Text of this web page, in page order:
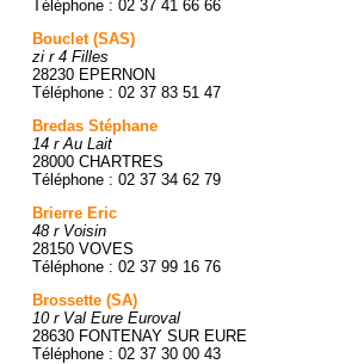
Téléphone : 02 37 41 66 66
Bouclet (SAS)
zi r 4 Filles
28230 EPERNON
Téléphone : 02 37 83 51 47
Bredas Stéphane
14 r Au Lait
28000 CHARTRES
Téléphone : 02 37 34 62 79
Brierre Eric
48 r Voisin
28150 VOVES
Téléphone : 02 37 99 16 76
Brossette (SA)
10 r Val Eure Euroval
28630 FONTENAY SUR EURE
Téléphone : 02 37 30 00 43